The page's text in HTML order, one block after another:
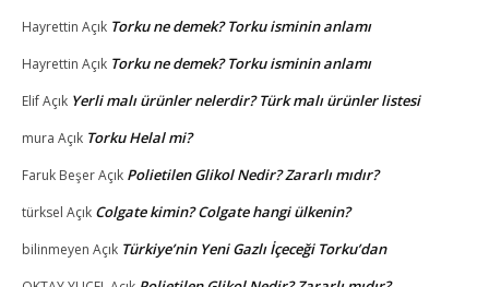
Hayrettin Açık Torku ne demek? Torku isminin anlamı
Hayrettin Açık Torku ne demek? Torku isminin anlamı
ElifAçık Yerli malı ürünler nelerdir? Türk malı ürünler listesi
mura Açık Torku Helal mi?
Faruk BeşerAçık Polietilen Glikol Nedir? Zararlı mıdır?
türksel Açık Colgate kimin? Colgate hangi ülkenin?
bilinmeyen Açık Türkiye’nin Yeni Gazlı İçeceği Torku’dan